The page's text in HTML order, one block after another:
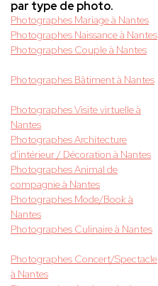
par type de photo.
Photographes Mariage à Nantes
Photographes Naissance à Nantes
Photographes Couple à Nantes
Photographes Bâtiment à Nantes
Photographes Visite virtuelle à
Nantes
Photographes Architecture
d'intérieur / Décoration à Nantes
Photographes Animal de
compagnie à Nantes
Photographes Mode/Book à
Nantes
Photographes Culinaire à Nantes
Photographes Concert/Spectacle
à Nantes